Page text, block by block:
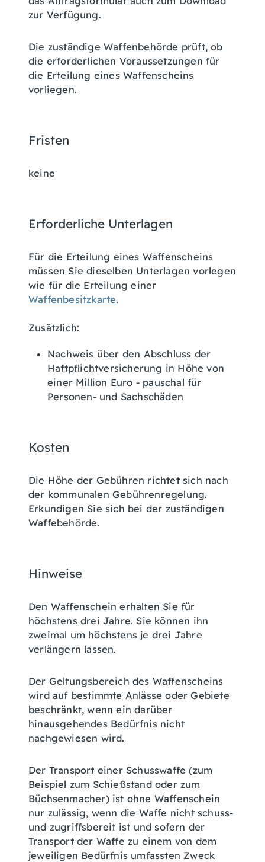
zur Verfügung.
Die zuständige Waffenbehörde prüft, ob
die erforderlichen Voraussetzungen für
die Erteilung eines Waffenscheins
vorliegen.
Fristen
keine
Erforderliche Unterlagen
Für die Erteilung eines Waffenscheins
müssen Sie dieselben Unterlagen vorlegen
wie für die Erteilung einer
Waffenbesitzkarte.
Zusätzlich:
Nachweis über den Abschluss der
Haftpflichtversicherung in Höhe von
einer Million Euro - pauschal für
Personen- und Sachschäden
Kosten
Die Höhe der Gebühren richtet sich nach
der kommunalen Gebührenregelung.
Erkundigen Sie sich bei der zuständigen
Waffebehörde.
Hinweise
Den Waffenschein erhalten Sie für
höchstens drei Jahre. Sie können ihn
zweimal um höchstens je drei Jahre
verlängern lassen.
Der Geltungsbereich des Waffenscheins
wird auf bestimmte Anlässe oder Gebiete
beschränkt,wenn ein darüber
hinausgehendes Bedürfnis nicht
nachgewiesen wird.
Der Transport einer Schusswaffe (zum
Beispiel zum Schießstand oder zum
Büchsenmacher) ist ohne Waffenschein
nur zulässig, wenn die Waffe nicht schuss-
und zugriffsbereit ist und sofern der
Transport der Waffe zu einem von dem
jeweiligen Bedürfnis umfassten Zweck